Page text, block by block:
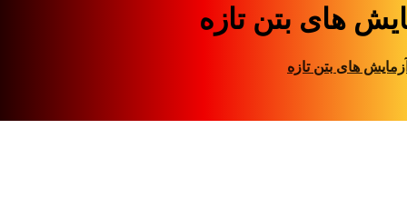
های بتن تازه
های بتن تازه